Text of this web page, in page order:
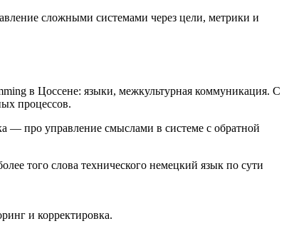
сложными системами через цели, метрики и
в Цоссене: языки, межкультурная коммуникация. С
процессов.
— про управление смыслами в системе с обратной
того слова технического немецкий язык по сути
и корректировка.